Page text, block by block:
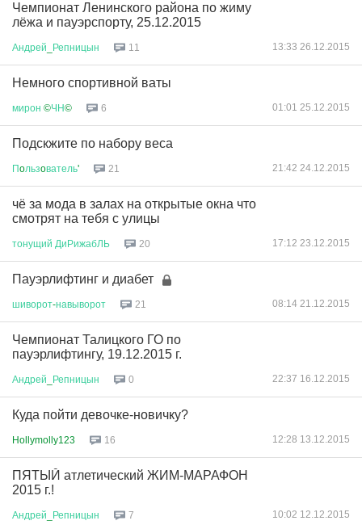
Чемпионат Ленинского района по жиму
лёжа и пауэрспорту, 25.12.2015
Андрей Репницын 11 13:33 26.12.2015
Немного спортивной ваты
мирон ©ЧН© 6 01:01 25.12.2015
Подскжите по набору веса
Пoльзoватель' 21 21:42 24.12.2015
чё за мода в залах на открытые окна что
смотрят на тебя с улицы
тонущий ДиРижабЛЬ 20 17:12 23.12.2015
Пауэрлифтинг и диабет
шиворот-навыворот 21 08:14 21.12.2015
Чемпионат Талицкого ГО по
пауэрлифтингу, 19.12.2015 г.
Андрей Репницын 0 22:37 16.12.2015
Куда пойти девочке-новичку?
Hollymolly123 16 12:28 13.12.2015
ПЯТЫЙ атлетический ЖИМ-МАРАФОН
2015 г.!
Андрей Репницын 7 10:02 12.12.2015